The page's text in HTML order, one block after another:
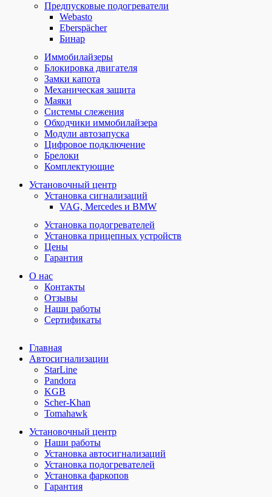
Предпусковые подогреватели
Webasto
Eberspächer
Бинар
Иммобилайзеры
Блокировка двигателя
Замки капота
Механическая защита
Маяки
Системы слежения
Обходчики иммобилайзера
Модули автозапуска
Цифровое подключение
Брелоки
Комплектующие
Установочный центр
Установка сигнализаций
VAG, Mercedes и BMW
Установка подогревателей
Установка прицепных устройств
Цены
Гарантия
О нас
Контакты
Отзывы
Наши работы
Сертификаты
Главная
Автосигнализации
StarLine
Pandora
KGB
Scher-Khan
Tomahawk
Установочный центр
Наши работы
Установка автосигнализаций
Установка подогревателей
Установка фаркопов
Гарантия